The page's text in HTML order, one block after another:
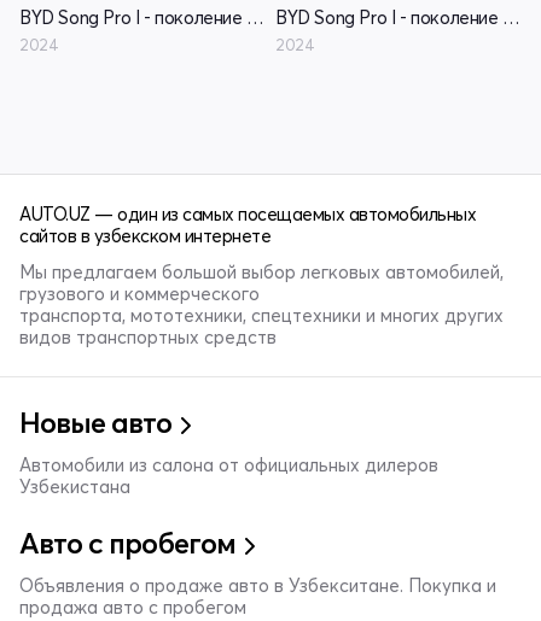
BYD Song Pro I - поколение рестайлинг
2024
BYD Song Pro I - поколение рестайлинг
2024
AUTO.UZ — один из самых посещаемых автомобильных
сайтов в узбекском интернете
Мы предлагаем большой выбор легковых автомобилей,
грузового и коммерческого
транспорта, мототехники, спецтехники и многих других
видов транспортных средств
Новые авто
Автомобили из салона от официальных дилеров
Узбекистана
Авто с пробегом
Объявления о продаже авто в Узбекситане. Покупка и
продажа авто с пробегом